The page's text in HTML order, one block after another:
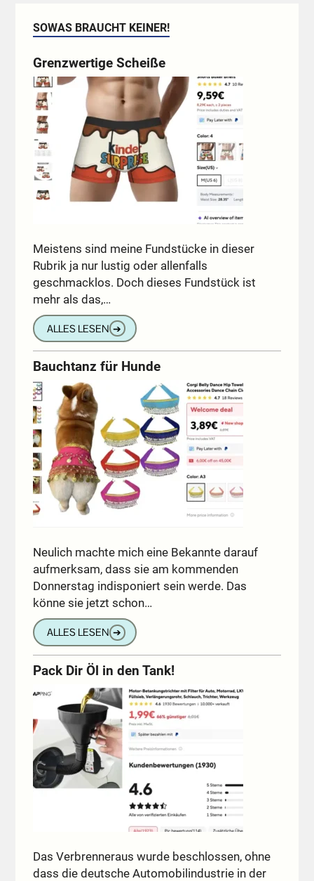
SOWAS BRAUCHT KEINER!
Grenzwertige Scheiße
Meistens sind meine Fundstücke in dieser
Rubrik ja nur lustig oder allenfalls
geschmacklos. Doch dieses Fundstück ist
mehr als das,…
ALLES LESEN ➔
Bauchtanz für Hunde
Neulich machte mich eine Bekannte darauf
aufmerksam, dass sie am kommenden
Donnerstag indisponiert sein werde. Das
könne sie jetzt schon…
ALLES LESEN ➔
Pack Dir Öl in den Tank!
Das Verbrenneraus wurde beschlossen, ohne
dass die deutsche Automobilindustrie in der